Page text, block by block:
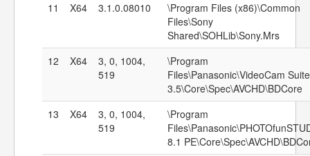
11
X64 3.1.0.08010
\Program Files (x86)\Common
Files\Sony
Shared\SOHLib\Sony.Mrs
12
X64
3, 0, 1004,
519
\Program
Files\Panasonic\VideoCam Suite
3.5\Core\Spec\AVCHD\BDCore
13
X64
3, 0, 1004,
519
\Program
8.1